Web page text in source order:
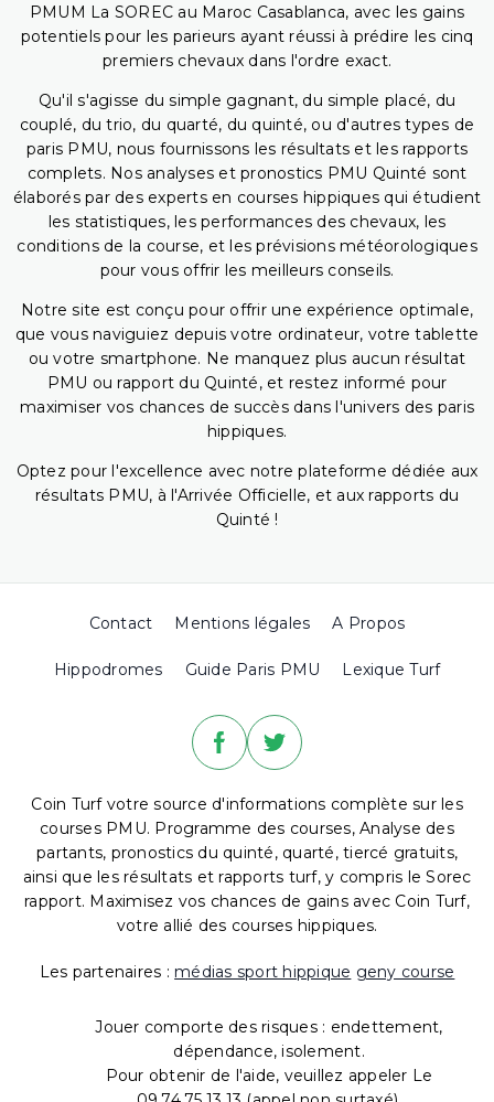
PMUM La SOREC au Maroc Casablanca, avec les gains
potentiels pour les parieurs ayant réussi à prédire les cinq
premiers chevaux dans l'ordre exact.
Qu'il s'agisse du simple gagnant, du simple placé, du
couplé, du trio, du quarté, du quinté, ou d'autres types de
paris PMU, nous fournissons les résultats et les rapports
complets. Nos analyses et pronostics PMU Quinté sont
élaborés par des experts en courses hippiques qui étudient
les statistiques, les performances des chevaux, les
conditions de la course, et les prévisions météorologiques
pour vous offrir les meilleurs conseils.
Notre site est conçu pour offrir une expérience optimale,
que vous naviguiez depuis votre ordinateur, votre tablette
ou votre smartphone. Ne manquez plus aucun résultat
PMU ou rapport du Quinté, et restez informé pour
maximiser vos chances de succès dans l'univers des paris
hippiques.
Optez pour l'excellence avec notre plateforme dédiée aux
résultats PMU, à l'Arrivée Officielle, et aux rapports du
Quinté !
Contact Mentions légales A Propos
Hippodromes Guide Paris PMU Lexique Turf
Coin Turf votre source d'informations complète sur les
courses PMU. Programme des courses, Analyse des
partants, pronostics du quinté, quarté, tiercé gratuits,
ainsi que les résultats et rapports turf, y compris le Sorec
rapport. Maximisez vos chances de gains avec Coin Turf,
votre allié des courses hippiques.
Les partenaires : médias sport hippique geny course
Jouer comporte des risques : endettement,
dépendance, isolement.
Pour obtenir de l'aide, veuillez appeler Le